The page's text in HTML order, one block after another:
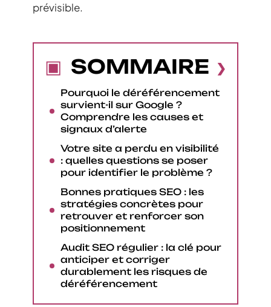
prévisible.
SOMMAIRE
Pourquoi le déréférencement
survient-il sur Google ?
Comprendre les causes et
signaux d’alerte
Votre site a perdu en visibilité
: quelles questions se poser
pour identifier le problème ?
Bonnes pratiques SEO : les
stratégies concrètes pour
retrouver et renforcer son
positionnement
Audit SEO régulier : la clé pour
anticiper et corriger
durablement les risques de
déréférencement